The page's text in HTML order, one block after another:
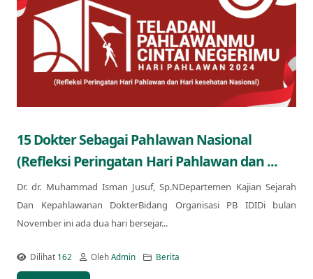
15 Dokter Sebagai Pahlawan Nasional
(Refleksi Peringatan Hari Pahlawan dan ...
Dr. dr. Muhammad Isman Jusuf, Sp.NDepartemen Kajian Sejarah
Dan Kepahlawanan DokterBidang Organisasi PB IDIDi bulan
November ini ada dua hari bersejar...
Dilihat 162 OlehAdmin Berita